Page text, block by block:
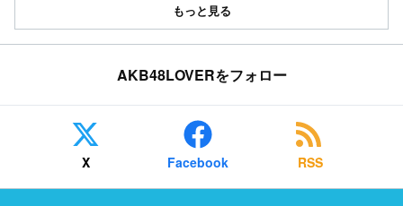
もっと見る
AKB48LOVERをフォロー
X Facebook RSS